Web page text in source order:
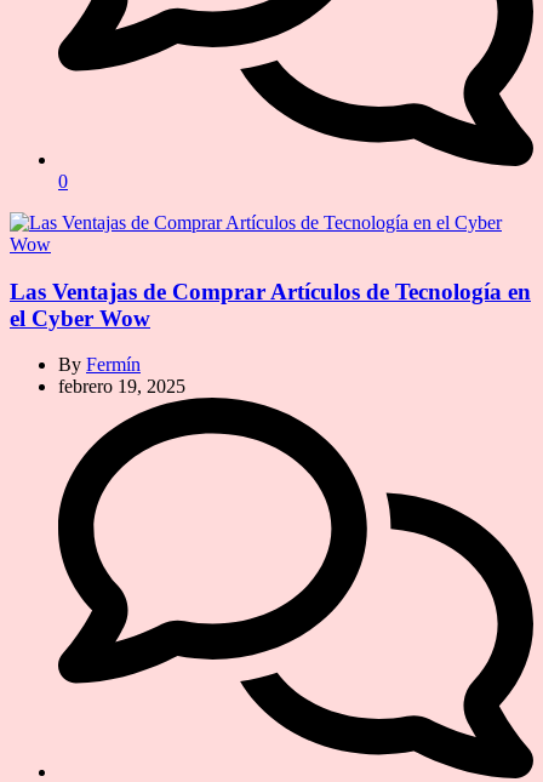
0
Las Ventajas de Comprar Artículos de Tecnología en
el Cyber Wow
By Fermín
febrero 19, 2025